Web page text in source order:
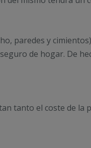
paredes y
de hogar. De
tanto el coste de